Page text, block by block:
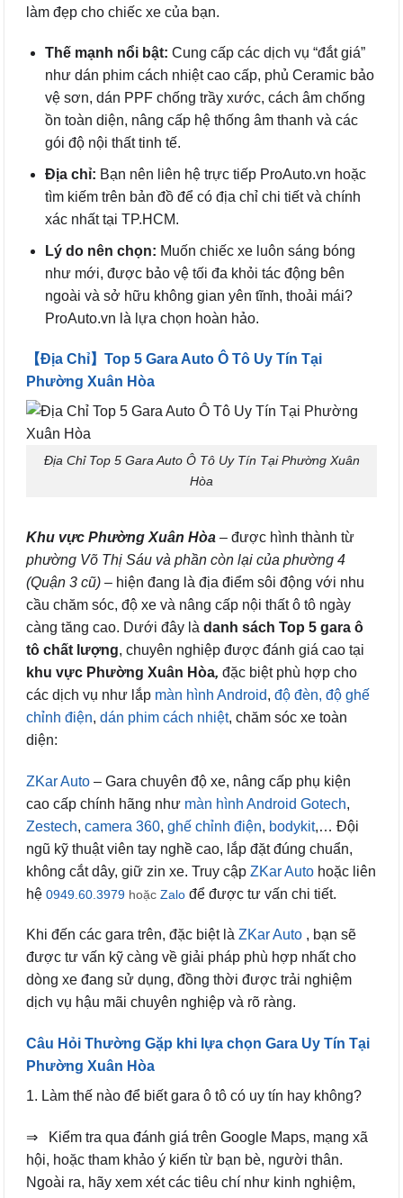
làm đẹp cho chiếc xe của bạn.
Thế mạnh nổi bật: Cung cấp các dịch vụ “đắt giá”
như dán phim cách nhiệt cao cấp, phủ Ceramic bảo
vệ sơn, dán PPF chống trầy xước, cách âm chống
ồn toàn diện, nâng cấp hệ thống âm thanh và các
gói độ nội thất tinh tế.
Địa chỉ: Bạn nên liên hệ trực tiếp ProAuto.vn hoặc
tìm kiếm trên bản đồ để có địa chỉ chi tiết và chính
xác nhất tại TP.HCM.
Lý do nên chọn: Muốn chiếc xe luôn sáng bóng
như mới, được bảo vệ tối đa khỏi tác động bên
ngoài và sở hữu không gian yên tĩnh, thoải mái?
ProAuto.vn là lựa chọn hoàn hảo.
【Địa Chỉ】Top 5 Gara Auto Ô Tô Uy Tín Tại
Phường Xuân Hòa
Địa Chỉ Top 5 Gara Auto Ô Tô Uy Tín Tại Phường Xuân
Hòa
Khu vực Phường Xuân Hòa – được hình thành từ
phường Võ Thị Sáu và phần còn lại của phường 4
(Quận 3 cũ) – hiện đang là địa điểm sôi động với nhu
cầu chăm sóc, độ xe và nâng cấp nội thất ô tô ngày
càng tăng cao. Dưới đây là danh sách Top 5 gara ô
tô chất lượng, chuyên nghiệp được đánh giá cao tại
khu vực Phường Xuân Hòa, đặc biệt phù hợp cho
các dịch vụ như lắp màn hình Android, độ đèn, độ ghế
chỉnh điện, dán phim cách nhiệt, chăm sóc xe toàn
diện:
ZKar Auto – Gara chuyên độ xe, nâng cấp phụ kiện
cao cấp chính hãng như màn hình Android Gotech,
Zestech, camera 360, ghế chỉnh điện, bodykit,… Đội
ngũ kỹ thuật viên tay nghề cao, lắp đặt đúng chuẩn,
không cắt dây, giữ zin xe. Truy cập ZKar Auto hoặc liên
hệ 0949.60.3979 hoặc Zalo để được tư vấn chi tiết.
Khi đến các gara trên, đặc biệt là ZKar Auto , bạn sẽ
được tư vấn kỹ càng về giải pháp phù hợp nhất cho
dòng xe đang sử dụng, đồng thời được trải nghiệm
dịch vụ hậu mãi chuyên nghiệp và rõ ràng.
Câu Hỏi Thường Gặp khi lựa chọn Gara Uy Tín Tại
Phường Xuân Hòa
1. Làm thế nào để biết gara ô tô có uy tín hay không?
⇒ Kiểm tra qua đánh giá trên Google Maps, mạng xã
hội, hoặc tham khảo ý kiến từ bạn bè, người thân.
Ngoài ra, hãy xem xét các tiêu chí như kinh nghiệm,